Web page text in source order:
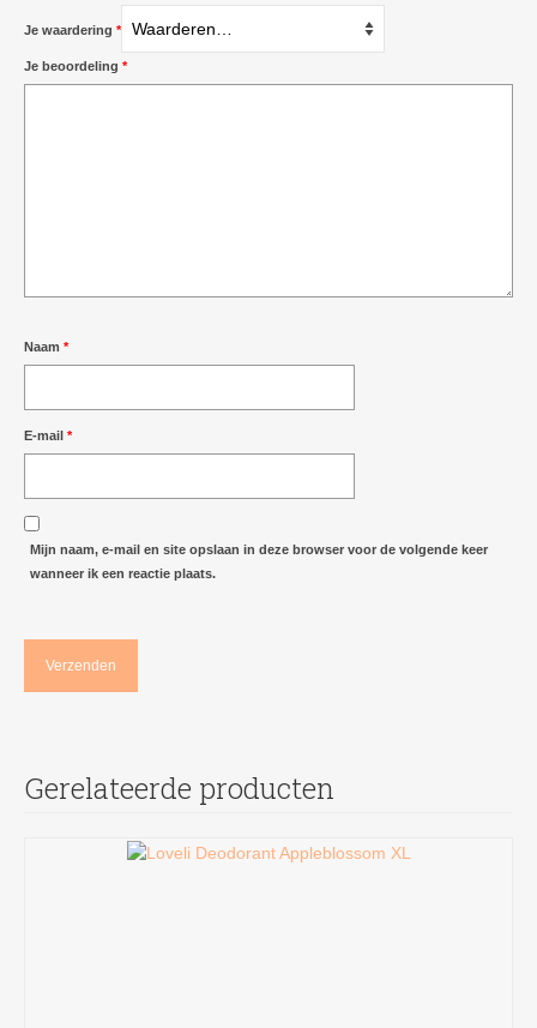
Je waardering *
Je beoordeling *
Naam *
E-mail *
Mijn naam, e-mail en site opslaan in deze browser voor de volgende keer
wanneer ik een reactie plaats.
Gerelateerde producten